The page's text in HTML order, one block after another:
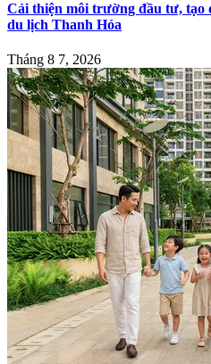
Cải thiện môi trường đầu tư, tạo
du lịch Thanh Hóa
Tháng 8 7, 2026